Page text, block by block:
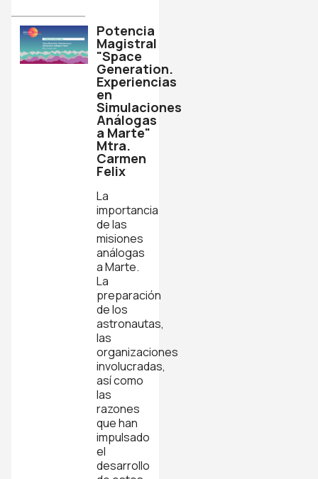
Potencia
Magistral
"Space
Generation.
Experiencias
en
Simulaciones
Análogas
a Marte"
Mtra.
Carmen
Felix
La
importancia
de las
misiones
análogas
a Marte.
La
preparación
de los
astronautas,
las
organizaciones
involucradas,
así como
las
razones
que han
impulsado
el
desarrollo